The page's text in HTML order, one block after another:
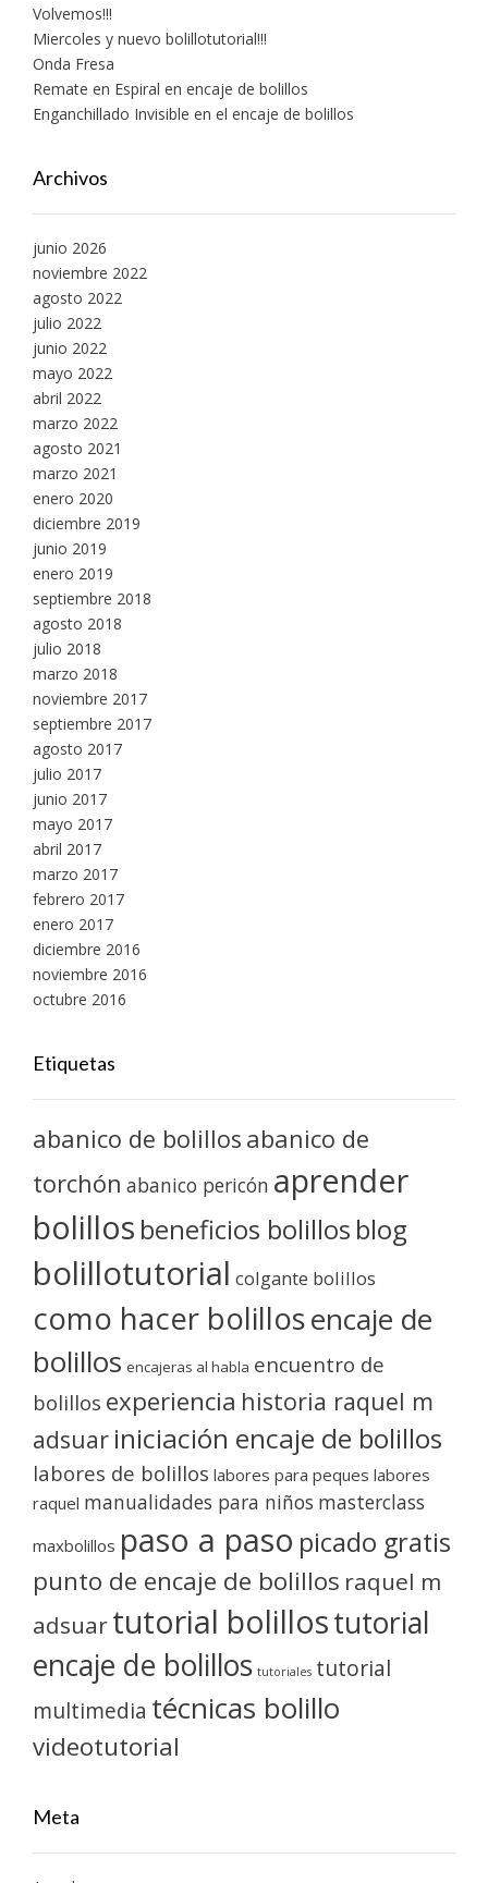
Volvemos!!!
Miercoles y nuevo bolillotutorial!!!
Onda Fresa
Remate en Espiral en encaje de bolillos
Enganchillado Invisible en el encaje de bolillos
Archivos
junio 2026
noviembre 2022
agosto 2022
julio 2022
junio 2022
mayo 2022
abril 2022
marzo 2022
agosto 2021
marzo 2021
enero 2020
diciembre 2019
junio 2019
enero 2019
septiembre 2018
agosto 2018
julio 2018
marzo 2018
noviembre 2017
septiembre 2017
agosto 2017
julio 2017
junio 2017
mayo 2017
abril 2017
marzo 2017
febrero 2017
enero 2017
diciembre 2016
noviembre 2016
octubre 2016
Etiquetas
abanico de bolillos abanico de
torchón abanico pericón aprender
bolillos beneficios bolillos blog
bolillotutorial colgante bolillos
como hacer bolillosencaje de
bolillos encajeras al habla encuentro de
bolillos experiencia historia raquel m
adsuar iniciación encaje de bolillos
labores de bolillos labores para peques labores
raquel manualidades para niños masterclass
maxbolillos paso a paso picado gratis
punto de encaje de bolillos raquel m
adsuartutorial bolillostutorial
encaje de bolillos tutoriales tutorial
multimedia técnicas bolillo
videotutorial
Meta